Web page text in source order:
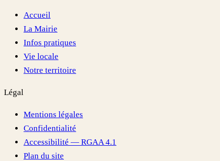
Accueil
La Mairie
Infos pratiques
Vie locale
Notre territoire
Légal
Mentions légales
Confidentialité
Accessibilité — RGAA 4.1
Plan du site